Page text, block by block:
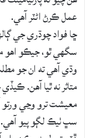
عمل ڪرڻ اڻٽر آهي.
ڇا فواد چوڌري جي
سگهي ٿو، جيڪو اهو
متاثر نه ٿيا آهن.
سڀ ٺيڪ لڳو پيو آهي.